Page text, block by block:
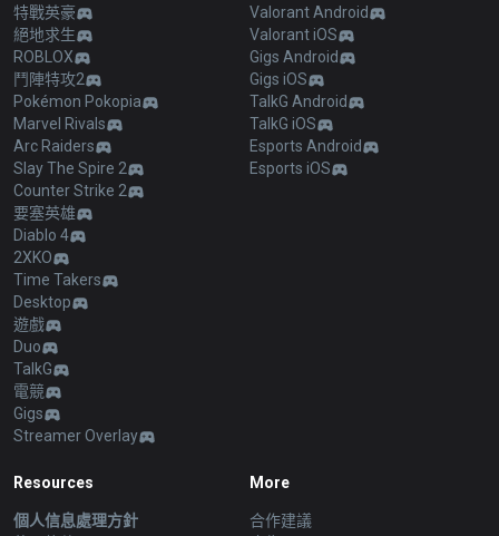
特戰英豪
絕地求生
ROBLOX
鬥陣特攻2
Pokémon Pokopia
Marvel Rivals
Arc Raiders
Slay The Spire 2
Counter Strike 2
要塞英雄
Diablo 4
2XKO
Time Takers
Desktop
遊戲
Duo
TalkG
電競
Gigs
Streamer Overlay
Valorant Android
Valorant iOS
Gigs Android
Gigs iOS
TalkG Android
TalkG iOS
Esports Android
Esports iOS
Resources
個人信息處理方針
More
合作建議